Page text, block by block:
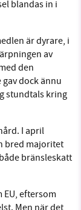
blandas in i
är dyrare, i
av
den
dock ännu
stundtals kring
I april
bred majoritet
bränsleskatt
eftersom